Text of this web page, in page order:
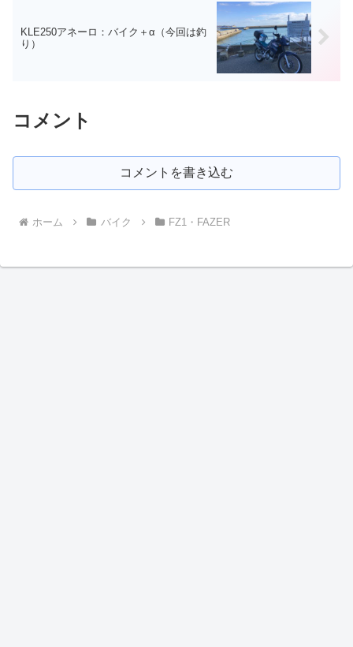
KLE250アネーロ：バイク＋α（今回は釣
り）
コメント
コメントを書き込む
ホーム バイク FZ1・FAZER